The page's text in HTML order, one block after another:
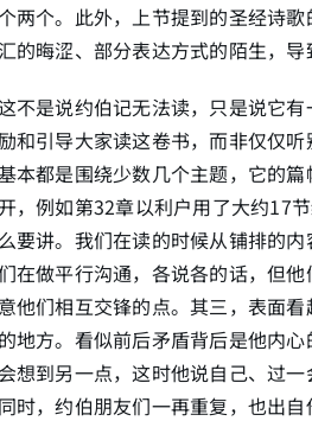
个两个。此外，上节提到的圣经诗
汇的晦涩、部分表达方式的陌生，
不是说约伯记无法读，只是说它
励和引导大家读这卷书，而非仅仅
本都是围绕少数几个主题，它的
，例如第32章以利户用了大约17
么要讲。我们在读的时候从铺排的
在做平行沟通，各说各的话，但
意他们相互交锋的点。其三，表面
的地方。看似前后矛盾背后是他内
会想到另一点，这时他说自己、过
同时，约伯朋友们一再重复，也出